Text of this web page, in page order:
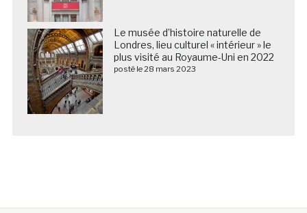
Le musée d’histoire naturelle de
Londres, lieu culturel « intérieur » le
plus visité au Royaume-Uni en 2022
posté le 28 mars 2023